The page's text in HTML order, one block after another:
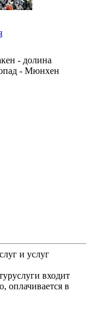
- долина
- Мюнхен
и услуг
входит
оплачивается в